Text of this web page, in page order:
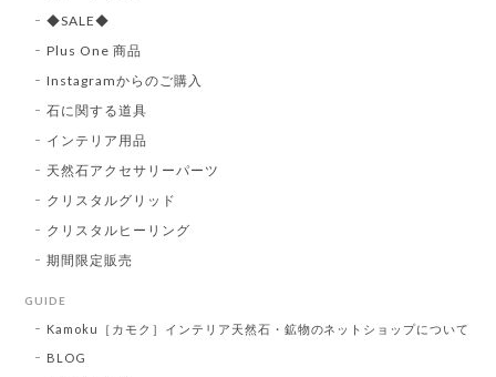
◆SALE◆
Plus One 商品
Instagramからのご購入
石に関する道具
インテリア用品
天然石アクセサリーパーツ
クリスタルグリッド
クリスタルヒーリング
期間限定販売
GUIDE
Kamoku［カモク］インテリア天然石・鉱物のネットショップについて
BLOG